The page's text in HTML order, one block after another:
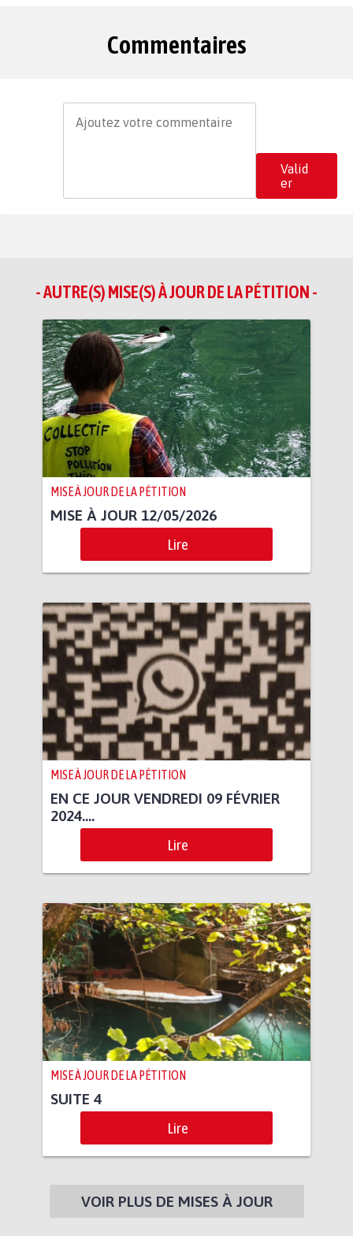
Commentaires
Valid
er
- AUTRE(S) MISE(S) À JOUR DE LA PÉTITION -
MISE À JOUR DE LA PÉTITION
MISE À JOUR 12/05/2026
Lire
MISE À JOUR DE LA PÉTITION
EN CE JOUR VENDREDI 09 FÉVRIER
2024....
Lire
MISE À JOUR DE LA PÉTITION
SUITE 4
Lire
VOIR PLUS DE MISES À JOUR